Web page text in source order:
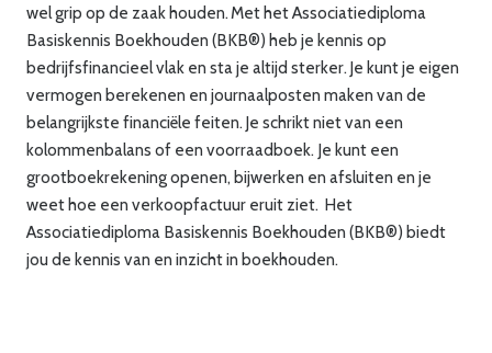
welgrip op de zaak houden.Met het Associatiediploma
Basiskennis Boekhouden (BKB®) heb je kennis op
bedrijfsfinancieelvlak en staje altijd sterker. Je kuntje eigen
vermogen berekenen en journaalposten maken van de
belangrijkste financiële feiten. Je schriktniet van een
kolommenbalans of een voorraadboek. Je kunt een
grootboekrekening openen, bijwerken en afsluiten en je
weethoe een verkoopfactuur eruit ziet. Het
Associatiediploma Basiskennis Boekhouden (BKB®) biedt
jou de kennis van en inzicht in boekhouden.